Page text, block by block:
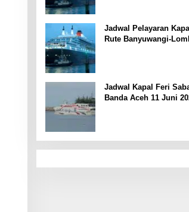
Jadwal Pelayaran
Rute Banyuwangi-
Jadwal Kapal Feri
Banda Aceh 11 Juni